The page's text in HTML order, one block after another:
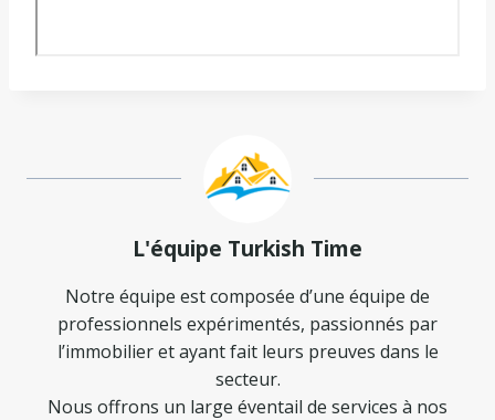
L'équipe Turkish Time
Notre équipe est composée d’une équipe de
professionnels expérimentés, passionnés par
l’immobilier et ayant fait leurs preuves dans le
secteur.
Nous offrons un large éventail de services à nos